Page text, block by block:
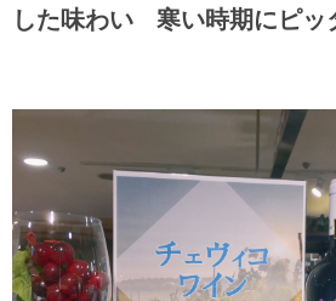
した味わい 寒い時期にピッ